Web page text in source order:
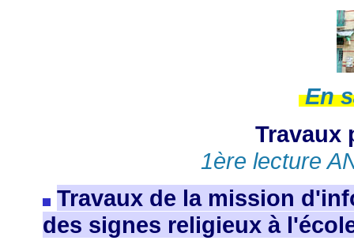
En
Travaux
1ère lecture
Travaux de la mission
des signes religieux à